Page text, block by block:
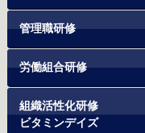
管理職研修
労働組合研修
組織活性化研修
ビタミンデイズ